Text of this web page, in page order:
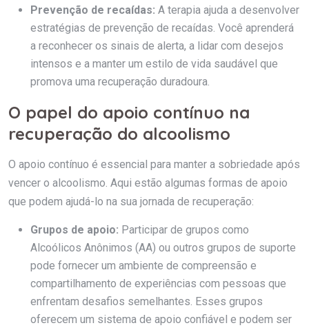
Prevenção de recaídas: A terapia ajuda a desenvolver
estratégias de prevenção de recaídas. Você aprenderá
a reconhecer os sinais de alerta, a lidar com desejos
intensos e a manter um estilo de vida saudável que
promova uma recuperação duradoura.
O papel do apoio contínuo na
recuperação do alcoolismo
O apoio contínuo é essencial para manter a sobriedade após
vencer o alcoolismo. Aqui estão algumas formas de apoio
que podem ajudá-lo na sua jornada de recuperação:
Grupos de apoio: Participar de grupos como
Alcoólicos Anônimos (AA) ou outros grupos de suporte
pode fornecer um ambiente de compreensão e
compartilhamento de experiências com pessoas que
enfrentam desafios semelhantes. Esses grupos
oferecem um sistema de apoio confiável e podem ser